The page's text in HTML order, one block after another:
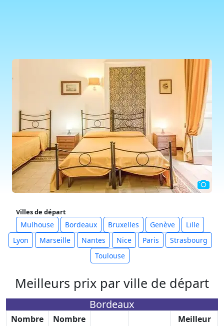
Villes de départ
Mulhouse Bordeaux Bruxelles Genève
Lille
Lyon
Marseille Nantes Nice Paris
Strasbourg
Toulouse
Meilleurs prix par ville de départ
Bordeaux
Nombre
Nombre
Meilleur